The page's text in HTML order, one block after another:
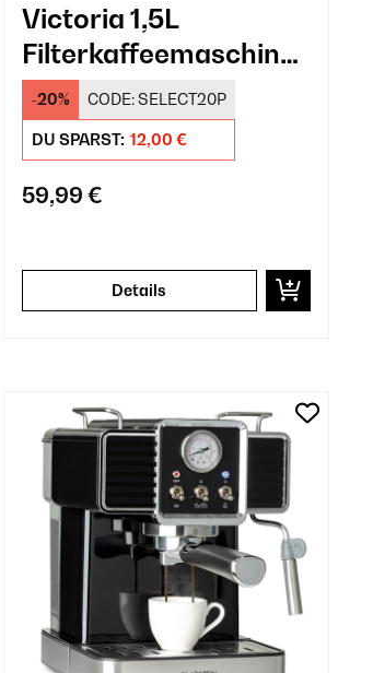
Victoria 1,5L
Filterkaffeemaschine
12 Tassen Schwarz
-20% CODE:SELECT20P
DU SPARST: 12,00 €
59,99 €
Details